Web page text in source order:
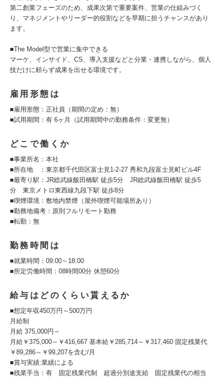
第二創業フェーズのため、成果次第で重要案件、営業の仕組みづく
り、マネジメントやリーダー的役割などを早期に担うチャンスがあり
ます。
■The Model型で営業に集中できる
マーケ、インサイド、CS、導入支援などと分業・連携しながら、個人
技だけに頼らず成果を出せる環境です。
雇用形態は
■雇用形態：正社員（期間の定め：無）
■試用期間：有 6ヶ月（試用期間中の勤務条件：変更無）
どこで働くか
■事業所名：本社
■所在地 ：東京都千代田区富士見1-2-27 秀和九段富士見町ビル4F
■最寄り駅：JR総武線飯田橋駅 徒歩5分 JR総武線飯田橋駅 徒歩5
分 東京メトロ東西線九段下駅 徒歩8分
■喫煙環境：敷地内禁煙（屋外喫煙可能場所あり）
■勤務地備考：原則フルリモート勤務
■転勤：無
勤務時間は
■就業時間：09:00～18:00
■所定労働時間：08時間00分 休憩60分
給与はどのくらい貰えるか
■想定年収450万円～500万円
月給制
月給 375,000円～
月給￥375,000～￥416,667 基本給￥285,714～￥317,460 固定残業代
￥89,286～￥99,207を含む/月
■賞与実績:業績による
■残業手当：有 固定残業代制 超過分別途支給 固定残業代の相当